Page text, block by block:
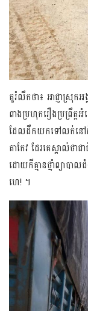
គួរំលឹកថា៖ អាជ្ញាស្រុក
ពាងប្រហុក​រឿងប្រព្រឹត្តអំ
ដែលដឹកយកទៅលក់នៅកំ
តាកែវ ដែរគេស្គាល់ថ
ដោយកីគ្មានថ្នាំព្យាប
ហេ! ។